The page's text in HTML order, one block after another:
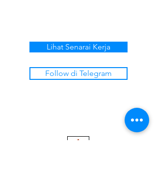
Lihat Senarai Kerja
Follow di Telegram